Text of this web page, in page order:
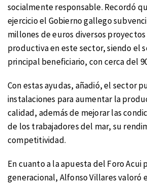
socialmente responsable. Recordó
ejercicio el Gobierno gallego
millones de euros diversos
productiva en este sector, siendo el
principal beneficiario, con cerca del
Con estas ayudas, añadió, el sector
instalaciones para aumentar la
calidad, además de mejorar las
de los trabajadores del mar, su
competitividad.
En cuanto a la apuesta del Foro Acui
generacional, Alfonso Villares